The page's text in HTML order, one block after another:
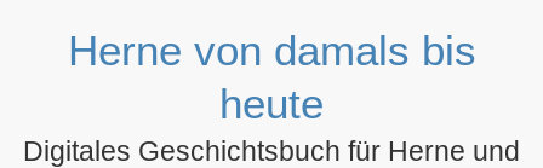
springenHerne von damals bis
heute
Digitales Geschichtsbuch für Herne und